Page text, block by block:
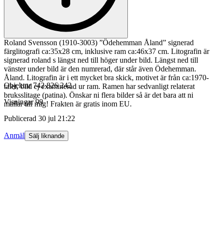
Roland Svensson (1910-3003) ”Ödehemman Åland” signerad
färglitografi ca:35x28 cm, inklusive ram ca:46x37 cm. Litografin är
signerad roland s längst ned till höger under bild. Längst ned till
vänster under bild är den numrerad, där står även Ödehemman.
Åland. Litografin är i ett mycket bra skick, motivet är från ca:1970-
talet, bild ej examinerad ur ram. Ramen har sedvanligt relaterat
bruksslitage (patina). Önskar ni flera bilder så är det bara att ni
mailar till mig! Frakten är gratis inom EU.
Objektnr 742 826 242
Visningar 99
Publicerad 30 jul 21:22
Anmäl Sälj liknande